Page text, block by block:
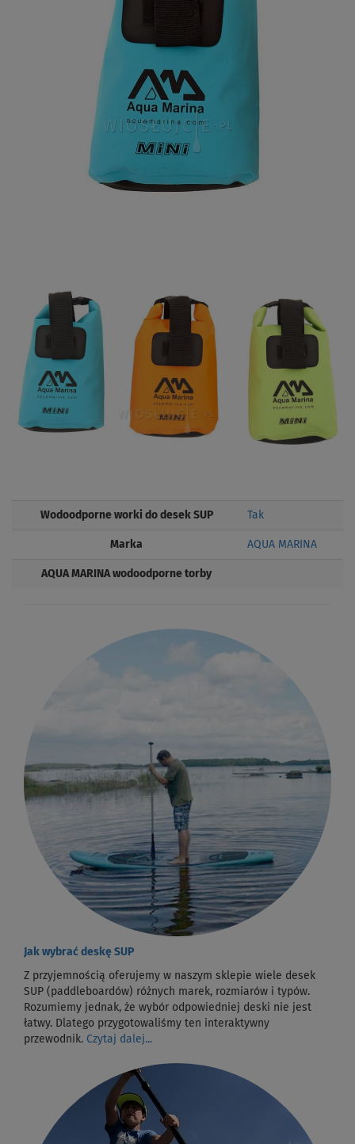
Wodoodporne worki do desek SUP Tak
Marka AQUA MARINA
AQUA MARINA wodoodporne torby
Jak wybrać deskę SUP
Z przyjemnością oferujemy w naszym sklepie wiele desek
SUP (paddleboardów) różnych marek, rozmiarów i typów.
Rozumiemy jednak, że wybór odpowiedniej deski nie jest
łatwy. Dlatego przygotowaliśmy ten interaktywny
przewodnik. Czytaj dalej...